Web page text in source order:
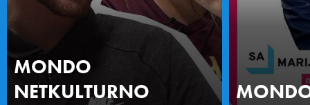
MONDO
NETKULTURNO